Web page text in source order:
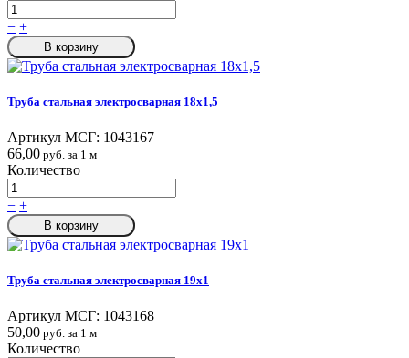
− +
В корзину
Труба стальная электросварная 18x1,5
Артикул МСГ: 1043167
66,00 руб. за 1 м
Количество
− +
В корзину
Труба стальная электросварная 19x1
Артикул МСГ: 1043168
50,00 руб. за 1 м
Количество